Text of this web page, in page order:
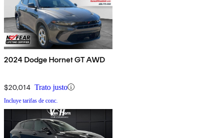
2024 Dodge Hornet GT AWD
$20,014 Trato justo
Incluye tarifas de conc.